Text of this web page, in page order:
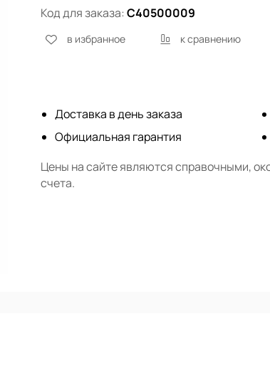
Код для заказа: С40500009
в избранное к сравнению
Доставка в день заказа
Официальная гарантия
Цены на сайте являются справочными,
счета.